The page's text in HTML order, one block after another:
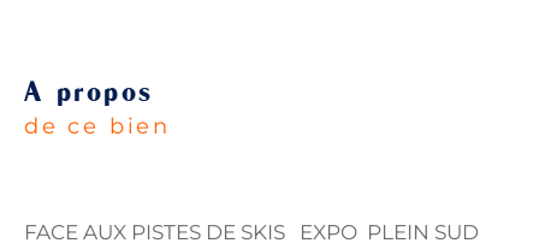
a propos
de ce bien
FACE AUX PISTES DE SKIS EXPO PLEIN SUD